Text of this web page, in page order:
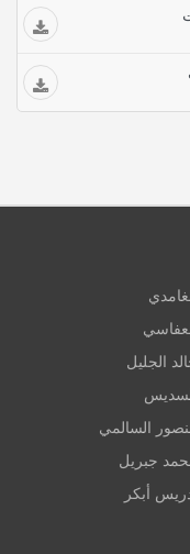
الجليل
السالمي
جبريل
أبكر